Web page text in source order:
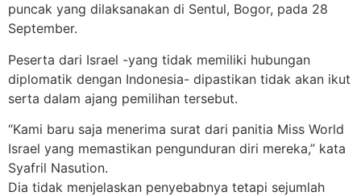
puncak yang dilaksanakan di Sentul, Bogor, pada 28
September.
Peserta dari Israel -yang tidak memiliki hubungan
diplomatik dengan Indonesia- dipastikan tidak akan ikut
serta dalam ajang pemilihan tersebut.
“Kami baru saja menerima surat dari panitia Miss World
Israel yang memastikan pengunduran diri mereka,” kata
Syafril Nasution.
Dia tidak menjelaskan penyebabnya tetapi sejumlah